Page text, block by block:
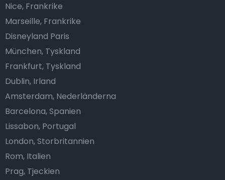
Nice, Frankrike
Marseille, Frankrike
Disneyland Paris
München, Tyskland
Frankfurt, Tyskland
Dublin, Irland
Amsterdam, Nederländerna
Barcelona, Spanien
Lissabon, Portugal
London, Storbritannien
Rom, Italien
Prag, Tjeckien